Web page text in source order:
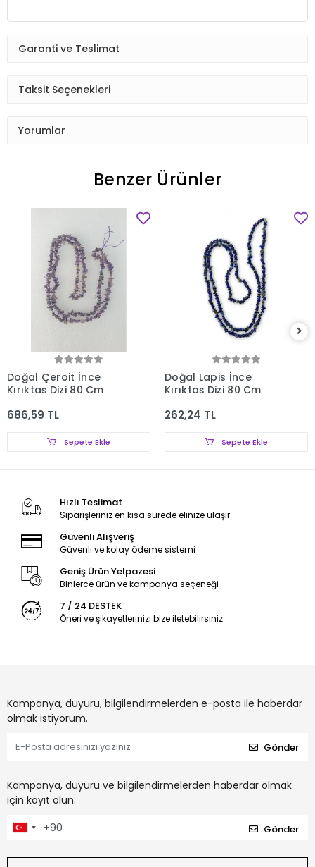
Garanti ve Teslimat
Taksit Seçenekleri
Yorumlar
Benzer Ürünler
Doğal Çeroit İnce
Kırıktaş Dizi 80 Cm
686,59 TL
Sepete Ekle
Doğal Lapis İnce
Kırıktaş Dizi 80 Cm
262,24 TL
Sepete Ekle
Hızlı Teslimat
Siparişleriniz en kısa sürede elinize ulaşır.
Güvenli Alışveriş
Güvenli ve kolay ödeme sistemi
Geniş Ürün Yelpazesi
Binlerce ürün ve kampanya seçeneği
7 / 24 DESTEK
Öneri ve şikayetlerinizi bize iletebilirsiniz.
Kampanya, duyuru, bilgilendirmelerden e-posta ile haberdar
olmak istiyorum.
Gönder
Kampanya, duyuru ve bilgilendirmelerden haberdar olmak
için kayıt olun.
Gönder